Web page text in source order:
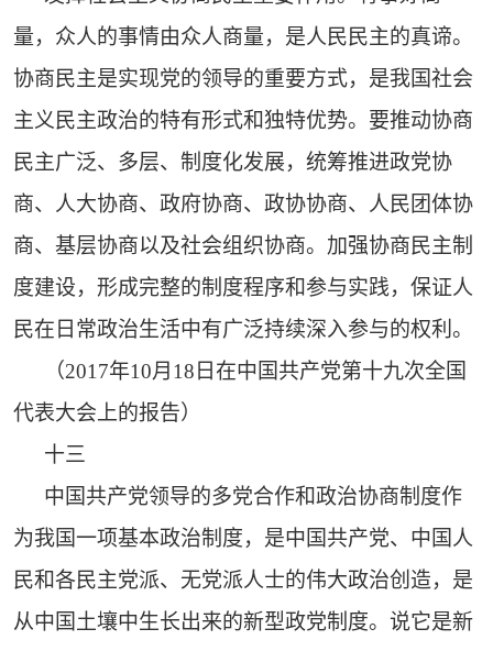
量，众人的事情由众人商量，是人民民主的真谛。
协商民主是实现党的领导的重要方式，是我国社会
主义民主政治的特有形式和独特优势。要推动协商
民主广泛、多层、制度化发展，统筹推进政党协
商、人大协商、政府协商、政协协商、人民团体协
商、基层协商以及社会组织协商。加强协商民主制
度建设，形成完整的制度程序和参与实践，保证人
民在日常政治生活中有广泛持续深入参与的权利。
（2017年10月18日在中国共产党第十九次全国
代表大会上的报告）
十三
中国共产党领导的多党合作和政治协商制度作
为我国一项基本政治制度，是中国共产党、中国人
民和各民主党派、无党派人士的伟大政治创造，是
从中国土壤中生长出来的新型政党制度。说它是新